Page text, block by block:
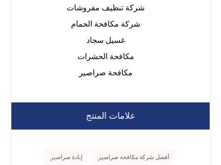
شركة تنظيف مفروشات
شركة مكافحة الحمام
غسيل سجاد
مكافحة الحشرات
مكافحة صراصير
علامات المنتج
أفضل شركة مكافحة صراصير إبادة صراصير